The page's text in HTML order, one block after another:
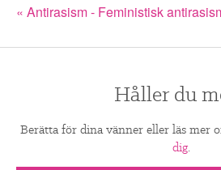
« Antirasism - Feministisk
Håller du
Berätta för dina vänner eller läs mer
dig.